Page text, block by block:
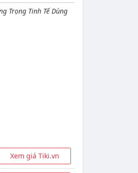
Trọng Tinh Tế Dùng
Xem giá Tiki.vn